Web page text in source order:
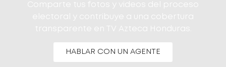
Comparte tus fotos y videos del proceso
electoral y contribuye a una cobertura
transparente en TV Azteca Honduras.
HABLAR CON UN AGENTE